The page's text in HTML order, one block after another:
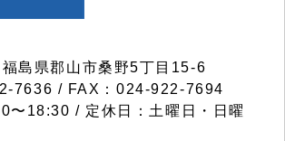
島県郡山市桑野5丁目15-6
7636 / FAX：024-922-7694
〜18:30 / 定休日：土曜日・日曜